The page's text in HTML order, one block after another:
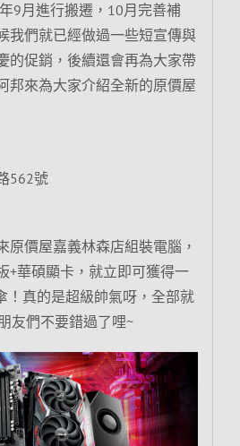
9月進行搬遷，10月完善補
我們就已經做過一些短宣傳與
的促銷，後續還會再為大家帶
邦來為大家介紹全新的原價屋
562號
原價屋嘉義林森店組裝電腦，
+華碩顯卡，就立即可獲得一
！真的是超級帥氣呀，全部就
友們不要錯過了哩~